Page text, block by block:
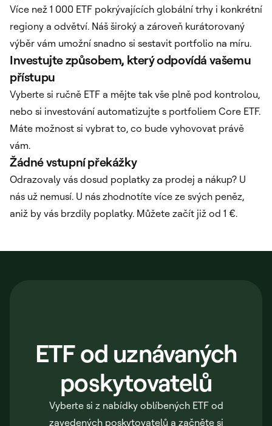
Více než 1 000 ETF pokrývajících globální trhy i konkrétní
regiony a odvětví. Náš široký a zároveň kurátorovaný
výběr vám umožní snadno si sestavit portfolio na míru.
Investujte způsobem, který odpovídá vašemu
přístupu
Vyberte si ručně ETF a mějte tak vše plně pod kontrolou,
nebo si investování automatizujte s portfoliem Core ETF.
Máte možnost si vybrat to, co bude vyhovovat právě
vám.
Žádné vstupní překážky
Odrazovaly vás dosud poplatky za prodej a nákup? U
nás už nemusí. U nás zhodnotíte více ze svých peněz,
aniž by vás brzdily poplatky. Můžete začít již od 1 €.
ETF od uznávaných
poskytovatelů
Vyberte si z nabídky oblíbených ETF od
zavedených poskytovatelů a začněte si